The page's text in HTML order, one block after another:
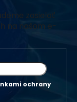
zasielať
na našom e-
ochrany